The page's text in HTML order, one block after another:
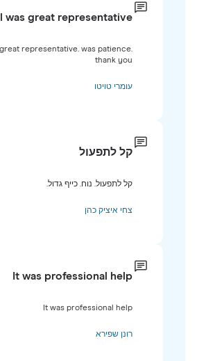
was great representative.
was great representative. was patience.
thank you
עומרי טויטו
קל לתפעול
קל לתפעול. נוח. כייף גדול.
צחי איציק כהן
It was professional help
It was professional help
רונן שפירא